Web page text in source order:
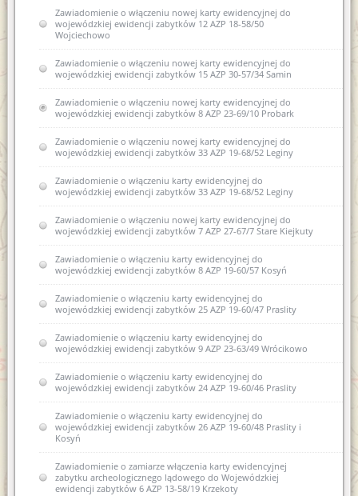
Zawiadomienie o włączeniu nowej karty ewidencyjnej do
wojewódzkiej ewidencji zabytków 12 AZP 18-58/50
Wojciechowo
Zawiadomienie o włączeniu nowej karty ewidencyjnej do
wojewódzkiej ewidencji zabytków 15 AZP 30-57/34 Samin
Zawiadomienie o włączeniu nowej karty ewidencyjnej do
wojewódzkiej ewidencji zabytków 8 AZP 23-69/10 Probark
Zawiadomienie o włączeniu nowej karty ewidencyjnej do
wojewódzkiej ewidencji zabytków 33 AZP 19-68/52 Leginy
Zawiadomienie o włączeniu karty ewidencyjnej do
wojewódzkiej ewidencji zabytków 33 AZP 19-68/52 Leginy
Zawiadomienie o włączeniu nowej karty ewidencyjnej do
wojewódzkiej ewidencji zabytków 7 AZP 27-67/7 Stare Kiejkuty
Zawiadomienie o włączeniu karty ewidencyjnej do
wojewódzkiej ewidencji zabytków 8 AZP 19-60/57 Kosyń
Zawiadomienie o włączeniu karty ewidencyjnej do
wojewódzkiej ewidencji zabytków 25 AZP 19-60/47 Praslity
Zawiadomienie o włączeniu karty ewidencyjnej do
wojewódzkiej ewidencji zabytków 9 AZP 23-63/49 Wrócikowo
Zawiadomienie o włączeniu karty ewidencyjnej do
wojewódzkiej ewidencji zabytków 24 AZP 19-60/46 Praslity
Zawiadomienie o włączeniu karty ewidencyjnej do
wojewódzkiej ewidencji zabytków 26 AZP 19-60/48 Praslity i
Kosyń
Zawiadomienie o zamiarze włączenia karty ewidencyjnej
zabytku archeologicznego lądowego do Wojewódzkiej
ewidencji zabytków 6 AZP 13-58/19 Krzekoty